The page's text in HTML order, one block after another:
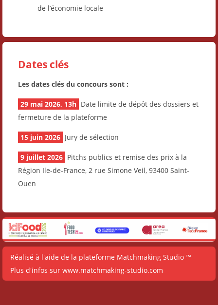
de l’économie locale
Dates clés
Les dates clés du concours sont :
29 mai 2026, 13h Date limite de dépôt des dossiers et
fermeture de la plateforme
15 juin 2026 Jury de sélection
9 juillet 2026 Pitchs publics et remise des prix à la
Région Ile-de-France, 2 rue Simone Veil, 93400 Saint-
Ouen
Réalisé à l'aide de la plateforme Matchmaking Studio ™ -
Plus d'infos sur www.matchmaking-studio.com